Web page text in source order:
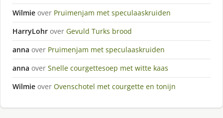
Wilmie over Pruimenjam met speculaaskruiden
HarryLohr over Gevuld Turks brood
anna over Pruimenjam met speculaaskruiden
anna over Snelle courgettesoep met witte kaas
Wilmie over Ovenschotel met courgette en tonijn